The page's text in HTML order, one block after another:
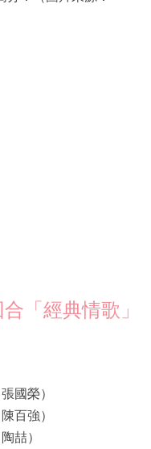
「經典情歌」
國榮）
百強）
喆）